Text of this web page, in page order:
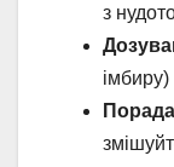
з